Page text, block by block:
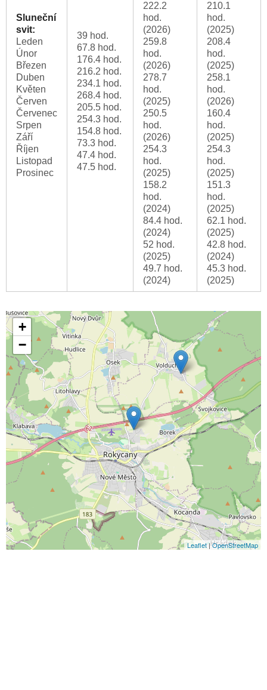
Sluneční
svit:
Leden
Únor
Březen
Duben
Květen
Červen
Červenec
Srpen
Září
Říjen
Listopad
Prosinec
39 hod.
67.8 hod.
176.4 hod.
216.2 hod.
234.1 hod.
268.4 hod.
205.5 hod.
254.3 hod.
154.8 hod.
73.3 hod.
47.4 hod.
47.5 hod.
222.2
hod.
(2026)
259.8
hod.
(2026)
278.7
hod.
(2025)
250.5
hod.
(2026)
254.3
hod.
(2025)
158.2
hod.
(2024)
84.4 hod.
(2024)
52 hod.
(2025)
49.7 hod.
(2024)
210.1
hod.
(2025)
208.4
hod.
(2025)
258.1
hod.
(2026)
160.4
hod.
(2025)
254.3
hod.
(2025)
151.3
hod.
(2025)
62.1 hod.
(2025)
42.8 hod.
(2024)
45.3 hod.
(2025)
+
−
Leaflet|OpenStreetMap